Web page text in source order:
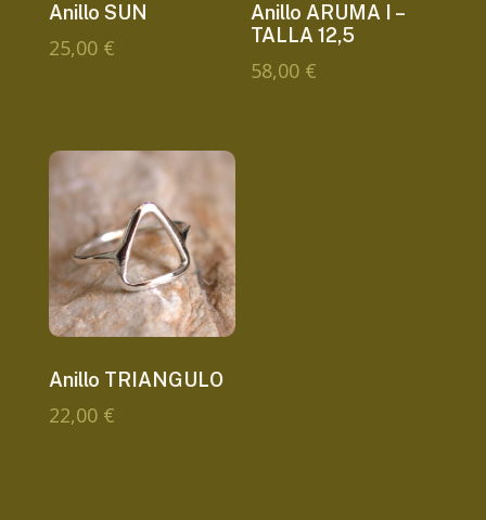
Anillo SUN
25,00 €
Anillo ARUMA I –
TALLA 12,5
58,00 €
Anillo TRIANGULO
22,00 €